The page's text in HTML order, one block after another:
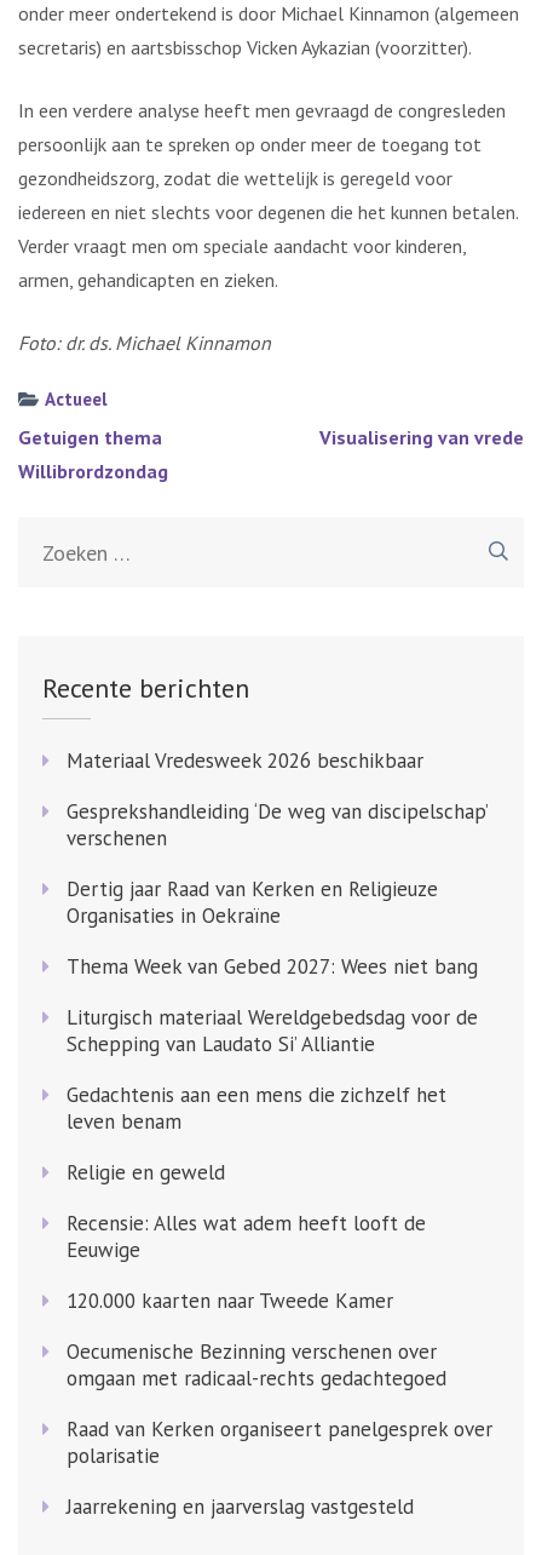
onder meer ondertekend is door Michael Kinnamon (algemeen
secretaris) en aartsbisschop Vicken Aykazian (voorzitter).
In een verdere analyse heeft men gevraagd de congresleden
persoonlijk aan te spreken op onder meer de toegang tot
gezondheidszorg, zodat die wettelijk is geregeld voor
iedereen en niet slechts voor degenen die het kunnen betalen.
Verder vraagt men om speciale aandacht voor kinderen,
armen, gehandicapten en zieken.
Foto: dr. ds. Michael Kinnamon
Actueel
Bericht
navigatie
Getuigen thema
Willibrordzondag
Visualisering van vrede
Recente berichten
Materiaal Vredesweek 2026 beschikbaar
Gesprekshandleiding ‘De weg van discipelschap’
verschenen
Dertig jaar Raad van Kerken en Religieuze
Organisaties in Oekraïne
Thema Week van Gebed 2027: Wees niet bang
Liturgisch materiaal Wereldgebedsdag voor de
Schepping van Laudato Si’ Alliantie
Gedachtenis aan een mens die zichzelf het
leven benam
Religie en geweld
Recensie: Alles wat adem heeft looft de
Eeuwige
120.000 kaarten naar Tweede Kamer
Oecumenische Bezinning verschenen over
omgaan met radicaal-rechts gedachtegoed
Raad van Kerken organiseert panelgesprek over
polarisatie
Jaarrekening en jaarverslag vastgesteld